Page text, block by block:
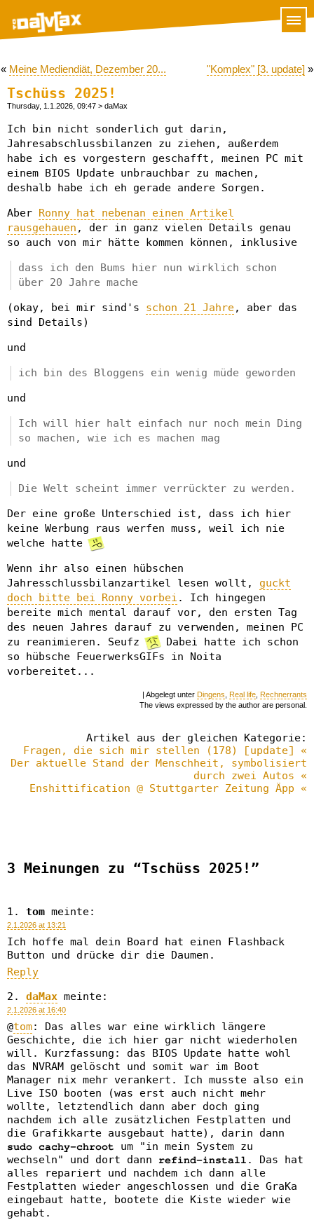
« Meine Mediendiät, Dezember 20... "Komplex" [3. update] »
Tschüss 2025!
Thursday, 1.1.2026, 09:47 > daMax
Ich bin nicht sonderlich gut darin,
Jahresabschlussbilanzen zu ziehen, außerdem
habe ich es vorgestern geschafft, meinen PC mit
einem BIOS Update unbrauchbar zu machen,
deshalb habe ich eh gerade andere Sorgen.
Aber Ronny hat nebenan einen Artikel
rausgehauen , der in ganz vielen Details genau
so auch von mir hätte kommen können, inklusive
dass ich den Bums hier nun wirklich schon
über 20 Jahre mache
(okay, bei mir sind's schon 21 Jahre, aber das
sind Details)
und
ich bin des Bloggens ein wenig müde geworden
und
Ich will hier halt einfach nur noch mein Ding
so machen, wie ich es machen mag
und
Die Welt scheint immer verrückter zu werden.
Der eine große Unterschied ist, dass ich hier
keine Werbung raus werfen muss, weil ich nie
welche hatte
Wenn ihr also einen hübschen
Jahresschlussbilanzartikel lesen wollt, guckt
doch bitte bei Ronny vorbei . Ich hingegen
bereite mich mental darauf vor, den ersten Tag
des neuen Jahres darauf zu verwenden, meinen PC
zu reanimieren. Seufz
Dabei hatte ich schon
so hübsche FeuerwerksGIFs in Noita
vorbereitet...
| Abgelegt unter Dingens Real life Rechnerrants
The views expressed by the author are personal.
Artikel aus der gleichen Kategorie:
Fragen, die sich mir stellen (178) [update] «
Der aktuelle Stand der Menschheit, symbolisiert
durch zwei Autos «
Enshittification @ Stuttgarter Zeitung Äpp «
3 Meinungen zu “Tschüss 2025!”
tom meinte:
2.1.2026 at 13:21
Ich hoffe mal dein Board hat einen Flashback
Button und drücke dir die Daumen.
Reply
daMax meinte:
2.1.2026 at 16:40
@tom: Das alles war eine wirklich längere
Geschichte, die ich hier gar nicht wiederholen
will. Kurzfassung: das BIOS Update hatte wohl
das NVRAM gelöscht und somit war im Boot
Manager nix mehr verankert. Ich musste also ein
Live ISO booten (was erst auch nicht mehr
wollte, letztendlich dann aber doch ging
nachdem ich alle zusätzlichen Festplatten und
die Grafikkarte ausgebaut hatte), darin dann
sudo cachy-chroot
um "in mein System zu
wechseln" und dort dann
refind-install . Das hat
alles repariert und nachdem ich dann alle
Festplatten wieder angeschlossen und die GraKa
eingebaut hatte, bootete die Kiste wieder wie
gehabt.